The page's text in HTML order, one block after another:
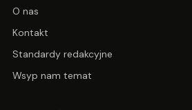
O nas
Kontakt
Standardy redakcyjne
Wsyp nam temat